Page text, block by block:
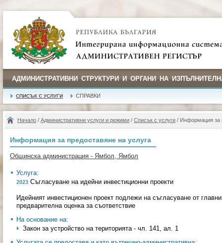
АДМИНИСТРАТИВНИ СТРУКТУРИ И ОРГАНИ НА
СПИСЪК С УСЛУГИ СПРАВКИ
Начало / Административни услуги и режими / Списък с услуги / Информация за
Информация за предоставяне на услуга
Общинска администрация - Ямбол, Ямбол
Услуга:
2023 Съгласуване на идейни инвестиционни проекти
Идейният инвестиционен проект подлежи на съгласуване от
предварителна оценка за съответствие
На основание на:
Закон за устройство на територията - чл. 141, ал. 1